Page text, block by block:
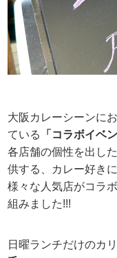
大阪カレーシーンに
ている
「コラボイベン
各店舗の個性を出し
供する、カレー好き
様々な人気店がコラ
組みました!!!
日曜ランチだけのカ